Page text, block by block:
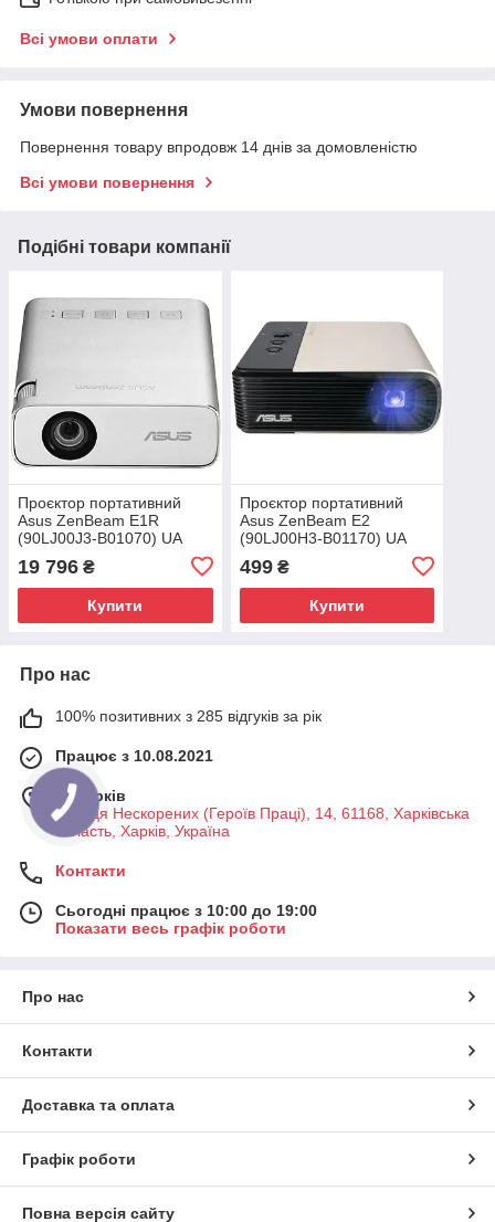
Всі умови оплати
Умови повернення
Повернення товару впродовж 14 днів за домовленістю
Всі умови повернення
Подібні товари компанії
Проєктор портативний
Asus ZenBeam E1R
(90LJ00J3-B01070) UA
19 796 ₴
Купити
Проєктор портативний
Asus ZenBeam E2
(90LJ00H3-B01170) UA
499₴
Купити
Про нас
100% позитивних з 285 відгуків за рік
Працює з 10.08.2021
м. Харків
Вулиця Нескорених (Героїв Праці), 14, 61168, Харківська
область, Харків, Україна
Контакти
Сьогодні працює з 10:00 до 19:00
Показати весь графік роботи
Про нас
Контакти
Доставка та оплата
Графік роботи
Повна версія сайту